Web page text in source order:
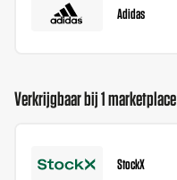
Adidas
Verkrijgbaar bij 1 marketplace
StockX